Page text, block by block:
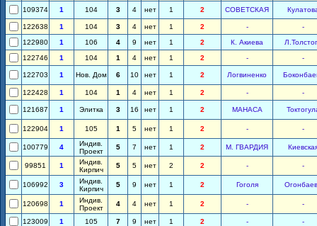
109374 1 104 3 4 нет 1 2 СОВЕТСКАЯ
122638 1 104 3 4 нет 1 2 -
-
122980
1 106 4 9 нет 1 2 К. Акиева
122746
1 104 1 4 нет 1 2 - -
122703 1 Нов. Дом 6 10 нет 1 2 Логвиненко
122428 1 104 1 4 нет 1 2 - -
121687 1 Элитка 3 16 нет 1 2 МАНАСА
122904 1 105 1 5 нет 1 2 - -
100779 4
Индив.
Проект
5 7 нет 1 2 М. ГВАРДИЯ
99851 1
Индив.
Кирпич
5 5 нет 2 2 - -
106992 3
Индив.
Кирпич
5 9 нет 1 2 Гоголя
120698 1
Индив.
Проект
4 4 нет 1 2 - -
123009 1 105 7 9 нет 1 2 -
-